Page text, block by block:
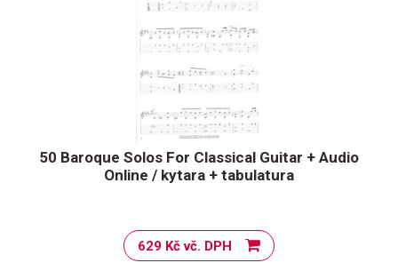
50 Baroque Solos For Classical Guitar + Audio
Online / kytara + tabulatura
629 Kč vč. DPH